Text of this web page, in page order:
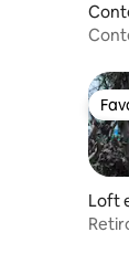
en
Loft